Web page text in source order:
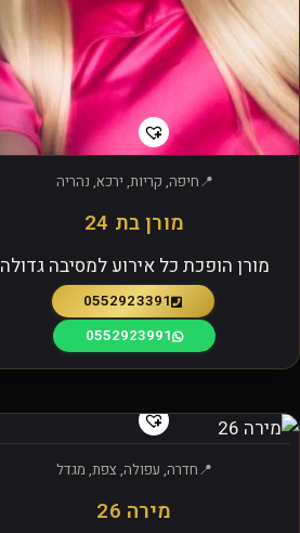
חיפה, קריות, ירכא, נהריה
מורן בת 24
מורן הופכת כל אירוע למסיבה גדולה
0552923391
0552923991
חדרה, עפולה, צפת, מגדל
מירה 26